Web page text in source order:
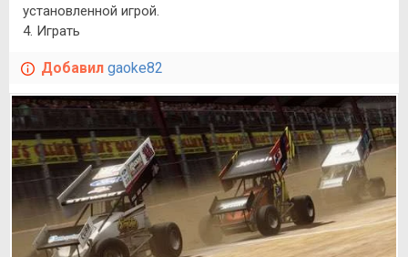
установленной игрой.
4. Играть
Добавил gaoke82